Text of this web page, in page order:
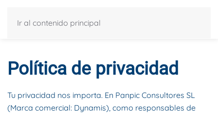
Ir al contenido principal
Política de privacidad
Tu privacidad nos importa. En Panpic Consultores SL
(Marca comercial: Dynamis), como responsables de